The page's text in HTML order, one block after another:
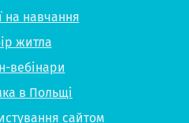
на навчання
житла
вебінари
в Польщі
сайтом